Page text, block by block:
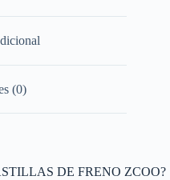
(0)
DE FRENO ZCOO?